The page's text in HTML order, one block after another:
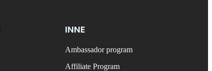
INNE
Ambassador program
Affiliate Program